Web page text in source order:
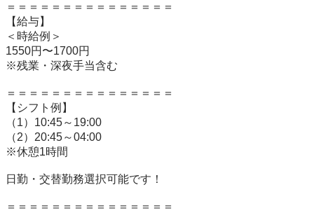
＝＝＝＝＝＝＝＝＝＝＝＝＝＝＝
【給与】
＜時給例＞
1550円〜1700円
※残業・深夜手当含む
＝＝＝＝＝＝＝＝＝＝＝＝＝＝＝
【シフト例】
（1）10:45～19:00
（2）20:45～04:00
※休憩1時間
日勤・交替勤務選択可能です！
＝＝＝＝＝＝＝＝＝＝＝＝＝＝＝